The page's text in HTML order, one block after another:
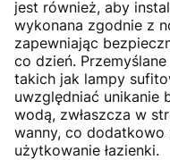
jest również, aby
wykonana zgodnie z
zapewniając
co dzień.
takich jak lampy
uwzględniać unikanie
wodą, zwłaszcza w
wanny, co
użytkowanie łazienki.